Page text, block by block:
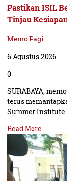
Pastikan ISIL
Tinjau
Memo Pagi
6 Agustus 2026
0
SURABAYA,
terus
Summer Institute
Read More